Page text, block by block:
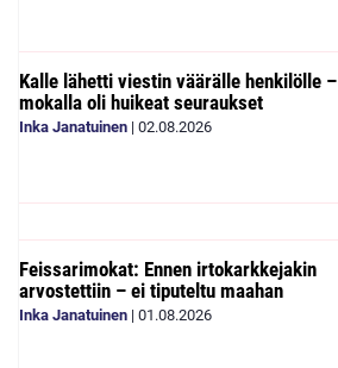
Kalle lähetti viestin väärälle henkilölle –
mokalla oli huikeat seuraukset
Inka Janatuinen | 02.08.2026
Feissarimokat: Ennen irtokarkkejakin
arvostettiin – ei tiputeltu maahan
Inka Janatuinen | 01.08.2026